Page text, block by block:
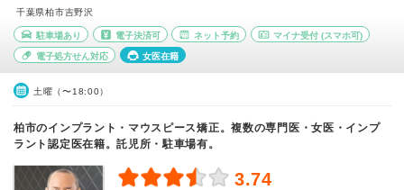
千葉県柏市吉野沢
駐車場あり 電子決済可 ネット予約 マイナ受付 (スマホ可)
電子処方せん対応 女医在籍
土曜（〜18:00）
柏市のインプラント・マウスピース矯正。複数の専門医・女医・インプ
ラント認定医在籍。託児所・駐車場有。
3.74